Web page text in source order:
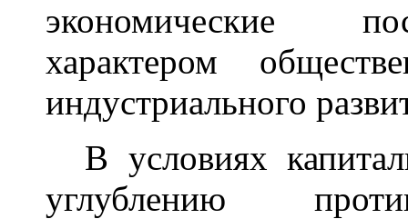
экономические
характером
индустриального
В условиях
углублению